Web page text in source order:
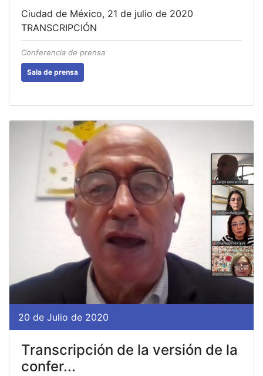
Ciudad de México, 21 de julio de 2020
TRANSCRIPCIÓN
Conferencia de prensa
Sala de prensa
20 de Julio de 2020
Transcripción de la versión de la
confer...